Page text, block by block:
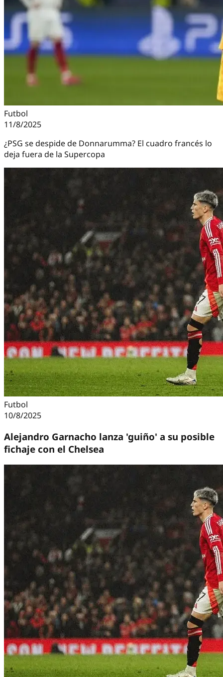
Futbol
11/8/2025
¿PSG se despide de Donnarumma? El cuadro francés lo
deja fuera de la Supercopa
Futbol
10/8/2025
Alejandro Garnacho lanza 'guiño' a su posible
fichaje con el Chelsea